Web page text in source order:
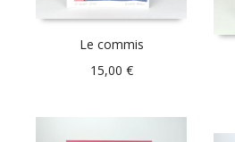
Le commis
15,00 €